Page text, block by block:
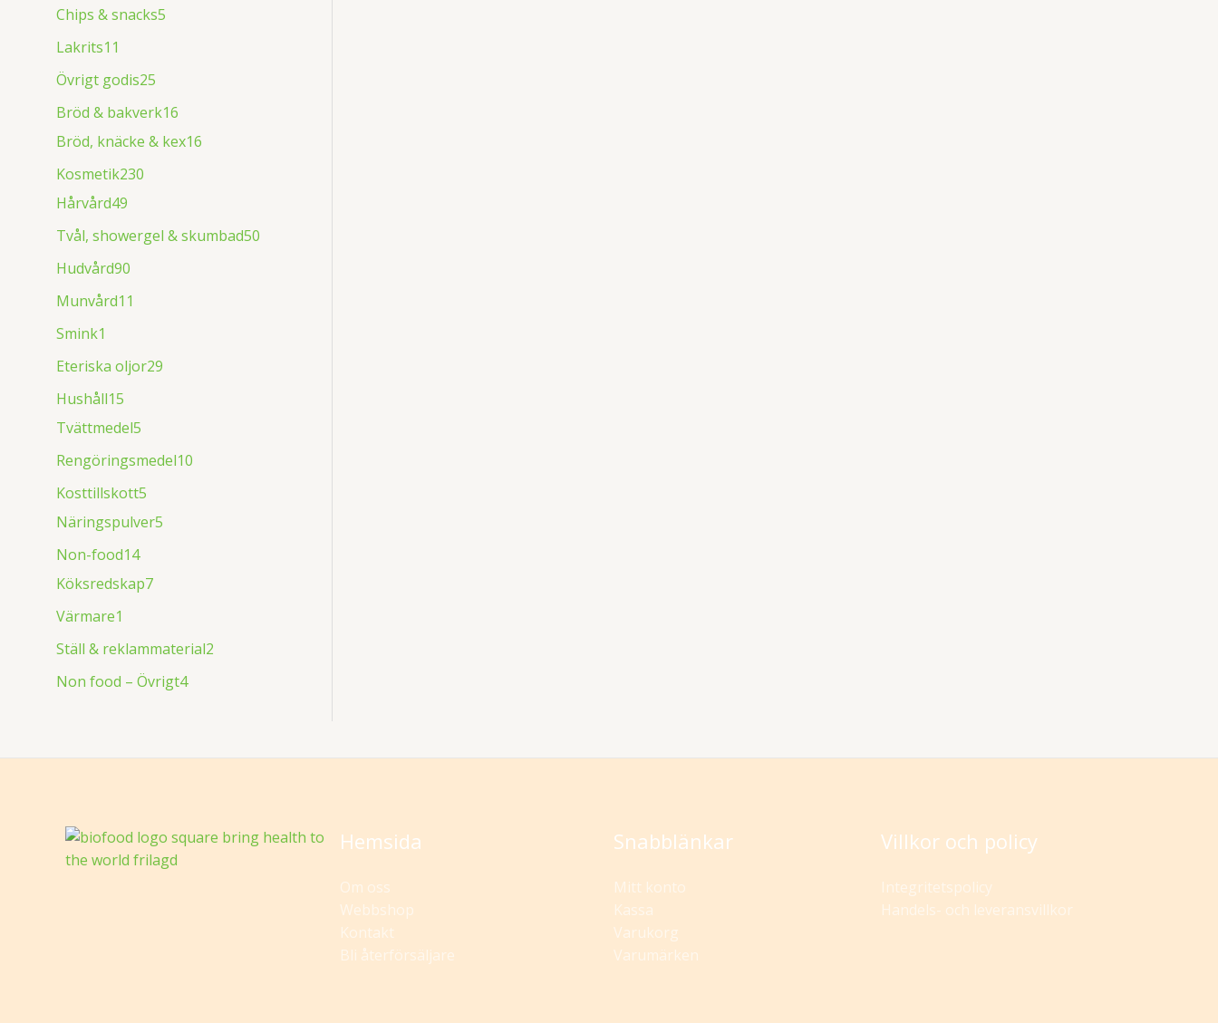
Chips & snacks5
Lakrits11
Övrigt godis25
Bröd & bakverk16
Bröd, knäcke & kex16
Kosmetik230
Hårvård49
Tvål, showergel & skumbad50
Hudvård90
Munvård11
Smink1
Eteriska oljor29
Hushåll15
Tvättmedel5
Rengöringsmedel10
Kosttillskott5
Näringspulver5
Non-food14
Köksredskap7
Värmare1
Ställ & reklammaterial2
Non food – Övrigt4
Hemsida
Om oss
Webbshop
Kontakt
Bli återförsäljare
Snabblänkar
Mitt konto
Kassa
Varukorg
Varumärken
Villkor och policy
Integritetspolicy
Handels- och leveransvillkor